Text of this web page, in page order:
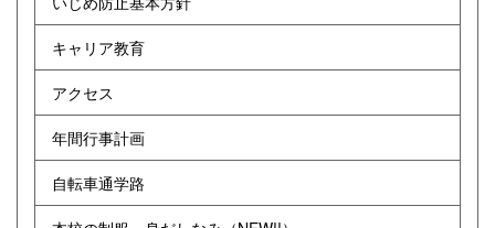
キャリア教育
アクセス
年間行事計画
自転車通学路